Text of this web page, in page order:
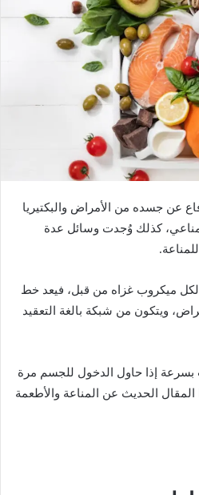
عن جسده من الأمراض والبكتيريا
كذلك وُجدت وسائل عدة
ميكروب غزاه من قبل، فيعد خط
ويتكون من شبكة بالغة التعقيد
بسرعة إذا حاول الدخول للجسم مرة
الحديث عن المناعة والأطعمة